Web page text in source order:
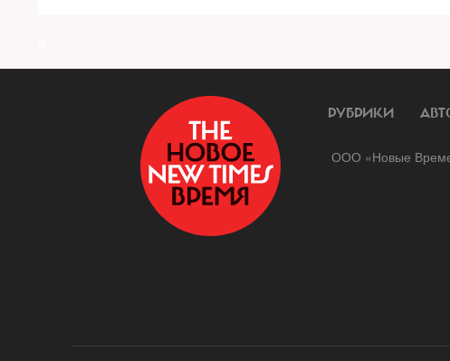
РУБРИКИ
ООО «Новые